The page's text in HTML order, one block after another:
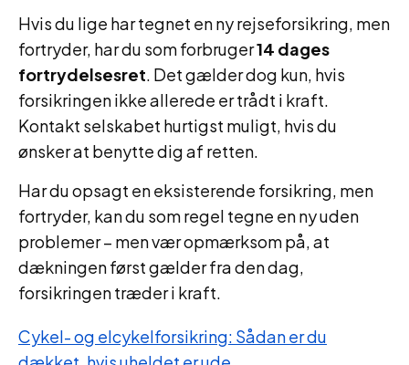
Hvis du lige har tegnet en ny rejseforsikring, men
fortryder, har du som forbruger14 dages
fortrydelsesret. Det gælder dog kun, hvis
forsikringen ikke allerede er trådt i kraft.
Kontakt selskabet hurtigst muligt, hvis du
ønsker at benytte dig af retten.
Har du opsagt en eksisterende forsikring, men
fortryder, kan du som regel tegne en ny uden
problemer – men vær opmærksom på, at
dækningen først gælder fra den dag,
forsikringen træder i kraft.
Cykel- og elcykelforsikring: Sådan er du